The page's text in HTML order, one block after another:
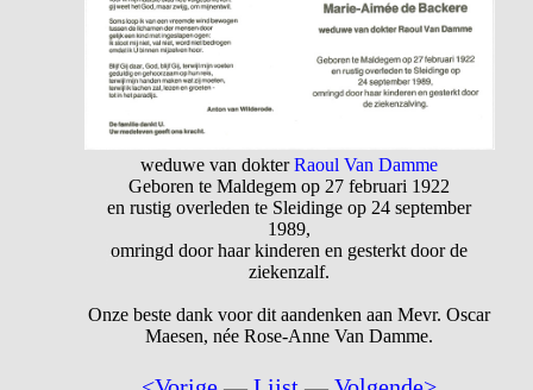
weduwe van dokterRaoul Van Damme
Geboren te Maldegem op 27 februari 1922
en rustig overleden te Sleidinge op 24 september
1989,
omringd door haar kinderen en gesterkt door de
ziekenzalf.
Onze beste dank voor dit aandenken aan Mevr. Oscar
Maesen, née Rose-Anne Van Damme.